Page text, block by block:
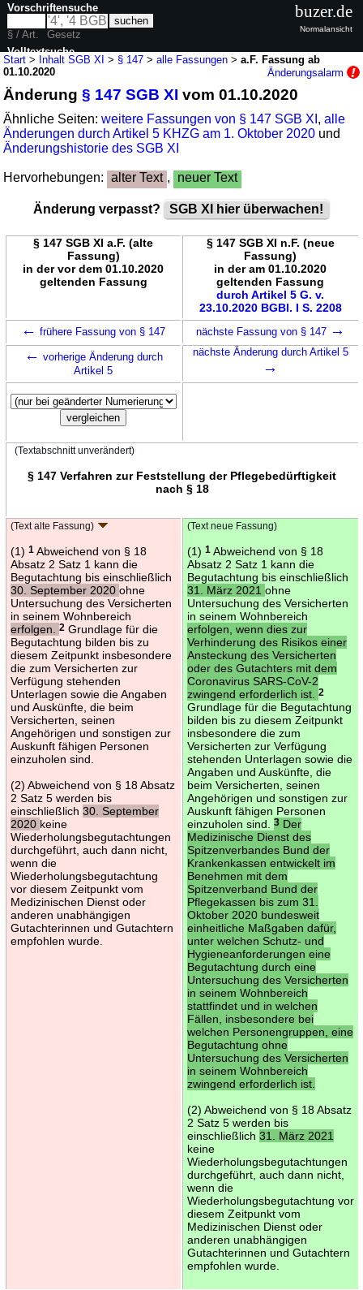
Start > Inhalt SGB XI > § 147 >alle Fassungen >a.F. Fassung ab
01.10.2020
Änderungsalarm
Änderung§ 147 SGB XI vom 01.10.2020
Ähnliche Seiten:weitere Fassungen von § 147 SGB XI ,alle
Änderungen durch Artikel 5 KHZG am 1. Oktober 2020 und
Änderungshistorie des SGB XI
Hervorhebungen: alter Text , neuer Text
Änderung verpasst? SGB XI hier überwachen!
§ 147 SGB XI a.F. (alte
Fassung)
in der vor dem 01.10.2020
geltenden Fassung
§ 147 SGB XI n.F. (neue
Fassung)
in der am 01.10.2020
geltenden Fassung
durch Artikel 5 G. v.
23.10.2020 BGBl. I S. 2208
← frühere Fassung von § 147 nächste Fassung von § 147 →
← vorherige Änderung durch
Artikel 5
nächste Änderung durch Artikel 5
→
(Textabschnitt unverändert)
§ 147 Verfahren zur Feststellung der Pflegebedürftigkeit
nach § 18
(Text alte Fassung)
(1) 1Abweichend von § 18
Absatz 2 Satz 1 kann die
Begutachtung bis einschließlich
30. September 2020 ohne
Untersuchung des Versicherten
in seinem Wohnbereich
erfolgen.
2Grundlage für die
Begutachtung bilden bis zu
diesem Zeitpunkt insbesondere
die zum Versicherten zur
Verfügung stehenden
Unterlagen sowie die Angaben
und Auskünfte, die beim
Versicherten, seinen
Angehörigen und sonstigen zur
Auskunft fähigen Personen
einzuholen sind.
(2) Abweichend von § 18 Absatz
2 Satz 5 werden bis
einschließlich 30. September
2020 keine
Wiederholungsbegutachtungen
durchgeführt, auch dann nicht,
wenn die
Wiederholungsbegutachtung
vor diesem Zeitpunkt vom
Medizinischen Dienst oder
anderen unabhängigen
Gutachterinnen und Gutachtern
empfohlen wurde.
(Text neue Fassung)
(1) 1Abweichend von § 18
Absatz 2 Satz 1 kann die
Begutachtung bis einschließlich
31. März 2021 ohne
Untersuchung des Versicherten
in seinem Wohnbereich
erfolgen, wenn dies zur
Verhinderung des Risikos einer
Ansteckung des Versicherten
oder des Gutachters mit dem
Coronavirus SARS-CoV-2
zwingend erforderlich ist.
2
Grundlage für die Begutachtung
bilden bis zu diesem Zeitpunkt
insbesondere die zum
Versicherten zur Verfügung
stehenden Unterlagen sowie die
Angaben und Auskünfte, die
beim Versicherten, seinen
Angehörigen und sonstigen zur
Auskunft fähigen Personen
einzuholen sind.
3Der
Medizinische Dienst des
Spitzenverbandes Bund der
Krankenkassen entwickelt im
Benehmen mit dem
Spitzenverband Bund der
Pflegekassen bis zum 31.
Oktober 2020 bundesweit
einheitliche Maßgaben dafür,
unter welchen Schutz- und
Hygieneanforderungen eine
Begutachtung durch eine
Untersuchung des Versicherten
in seinem Wohnbereich
stattfindet und in welchen
Fällen, insbesondere bei
welchen Personengruppen, eine
Begutachtung ohne
Untersuchung des Versicherten
in seinem Wohnbereich
zwingend erforderlich ist.
(2) Abweichend von § 18 Absatz
2 Satz 5 werden bis
einschließlich 31. März 2021
keine
Wiederholungsbegutachtungen
durchgeführt, auch dann nicht,
wenn die
Wiederholungsbegutachtung vor
diesem Zeitpunkt vom
Medizinischen Dienst oder
anderen unabhängigen
Gutachterinnen und Gutachtern
empfohlen wurde.
Vorschriftensuche
§ / Art.
Gesetz
Volltextsuche
buzer.de
Normalansicht